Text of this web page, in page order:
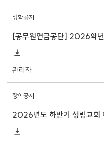
장학공지
관리자
장학공지
2026년도 하반기 성림교회